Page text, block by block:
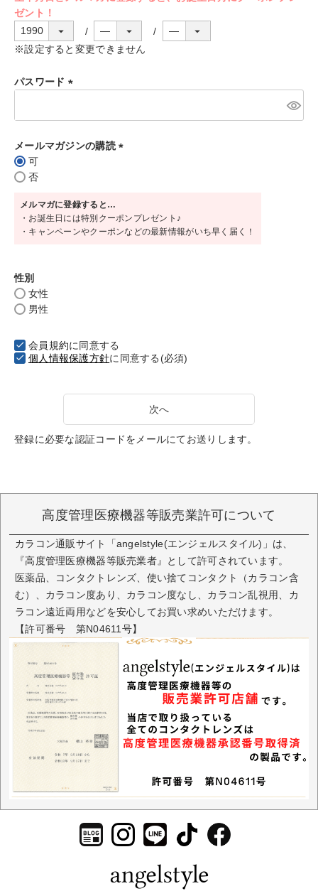
※設定すると変更できません
パスワード
)
メールマガジンの購読
)
可
否
メルマガに登録すると…
・お誕生日には特別クーポンプレゼント♪
・キャンペーンやクーポンなどの最新情報がいち早く届く！
性別
女性
男性
会員規約に同意する
個人情報保護方針に同意する(必須)
次へ
登録に必要な認証コードをメールにてお送りします。
高度管理医療機器等販売業許可について
カラコン通販サイト「angelstyle(エンジェルスタイル)」は、
『高度管理医療機器等販売業者』として許可されています。
医薬品、コンタクトレンズ、使い捨てコンタクト（カラコン含
む）、カラコン度あり、カラコン度なし、カラコン乱視用、カ
ラコン遠近両用などを安心してお買い求めいただけます。
【許可番号 第N04611号】